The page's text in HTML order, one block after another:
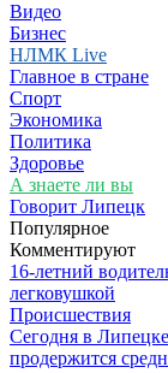
Видео
Бизнес
НЛМК Live
Главное в стране
Спорт
Экономика
Политика
Здоровье
А знаете ли вы
Говорит Липецк
Популярное
Комментируют
16-летний
легковушкой
Происшествия
Сегодня в
продержится